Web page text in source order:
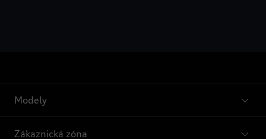
Modely
Zákaznická zóna